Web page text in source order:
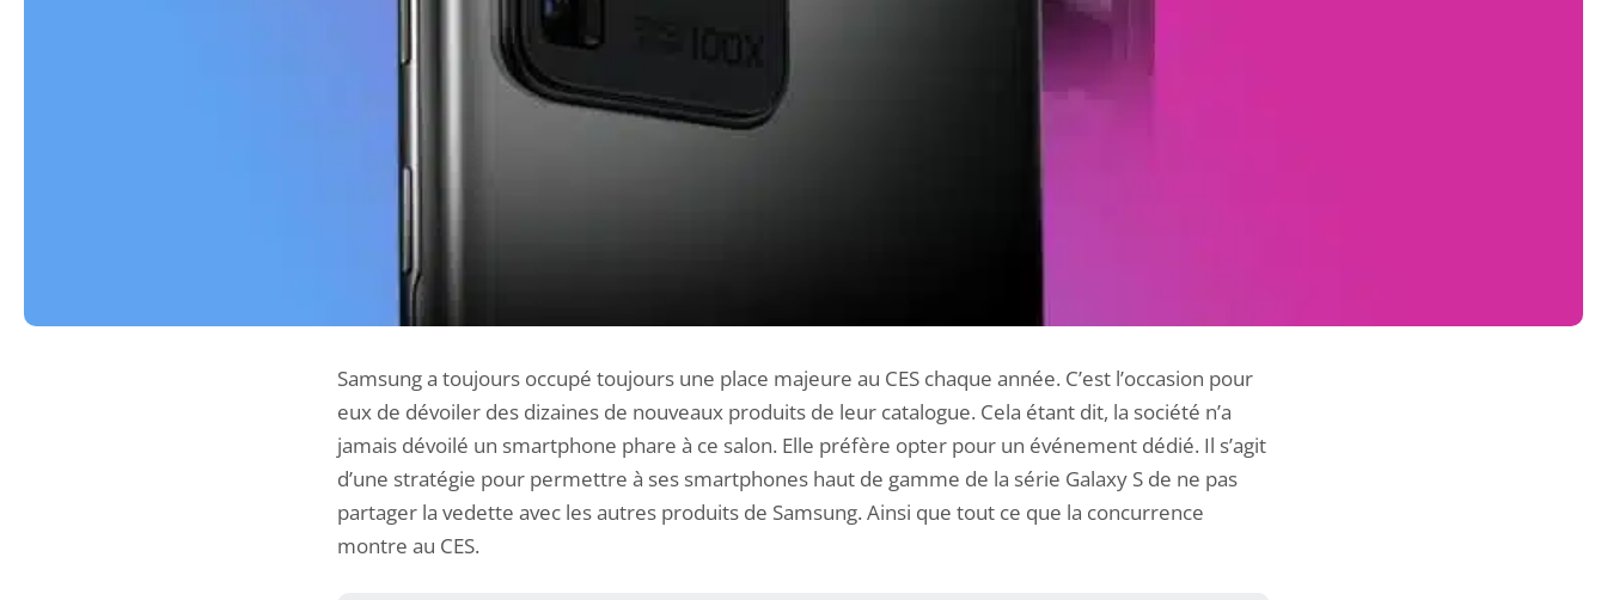
Samsung a toujours occupé toujours une place majeure au CES chaque année. C’est l’occasion pour
eux de dévoiler des dizaines de nouveaux produits de leur catalogue. Cela étant dit, la société n’a
jamais dévoilé un smartphone phare à ce salon. Elle préfère opter pour un événement dédié. Il s’agit
d’une stratégie pour permettre à ses smartphones haut de gamme de la série Galaxy S de ne pas
partager la vedette avec les autres produits de Samsung. Ainsi que tout ce que la concurrence
montre au CES.